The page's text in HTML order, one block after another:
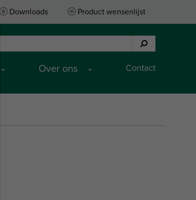
Downloads Product wensenlijst
Over ons Contact